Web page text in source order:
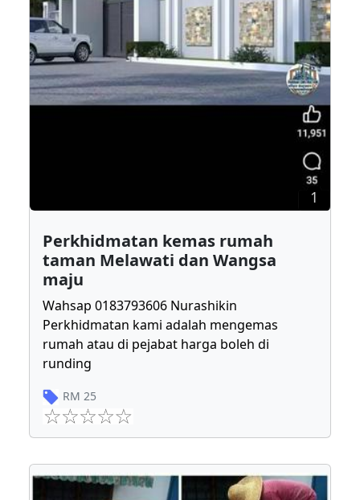
1
Perkhidmatan kemas rumah
taman Melawati dan Wangsa
maju
Wahsap 0183793606 Nurashikin
Perkhidmatan kami adalah mengemas
rumah atau di pejabat harga boleh di
runding
RM 25